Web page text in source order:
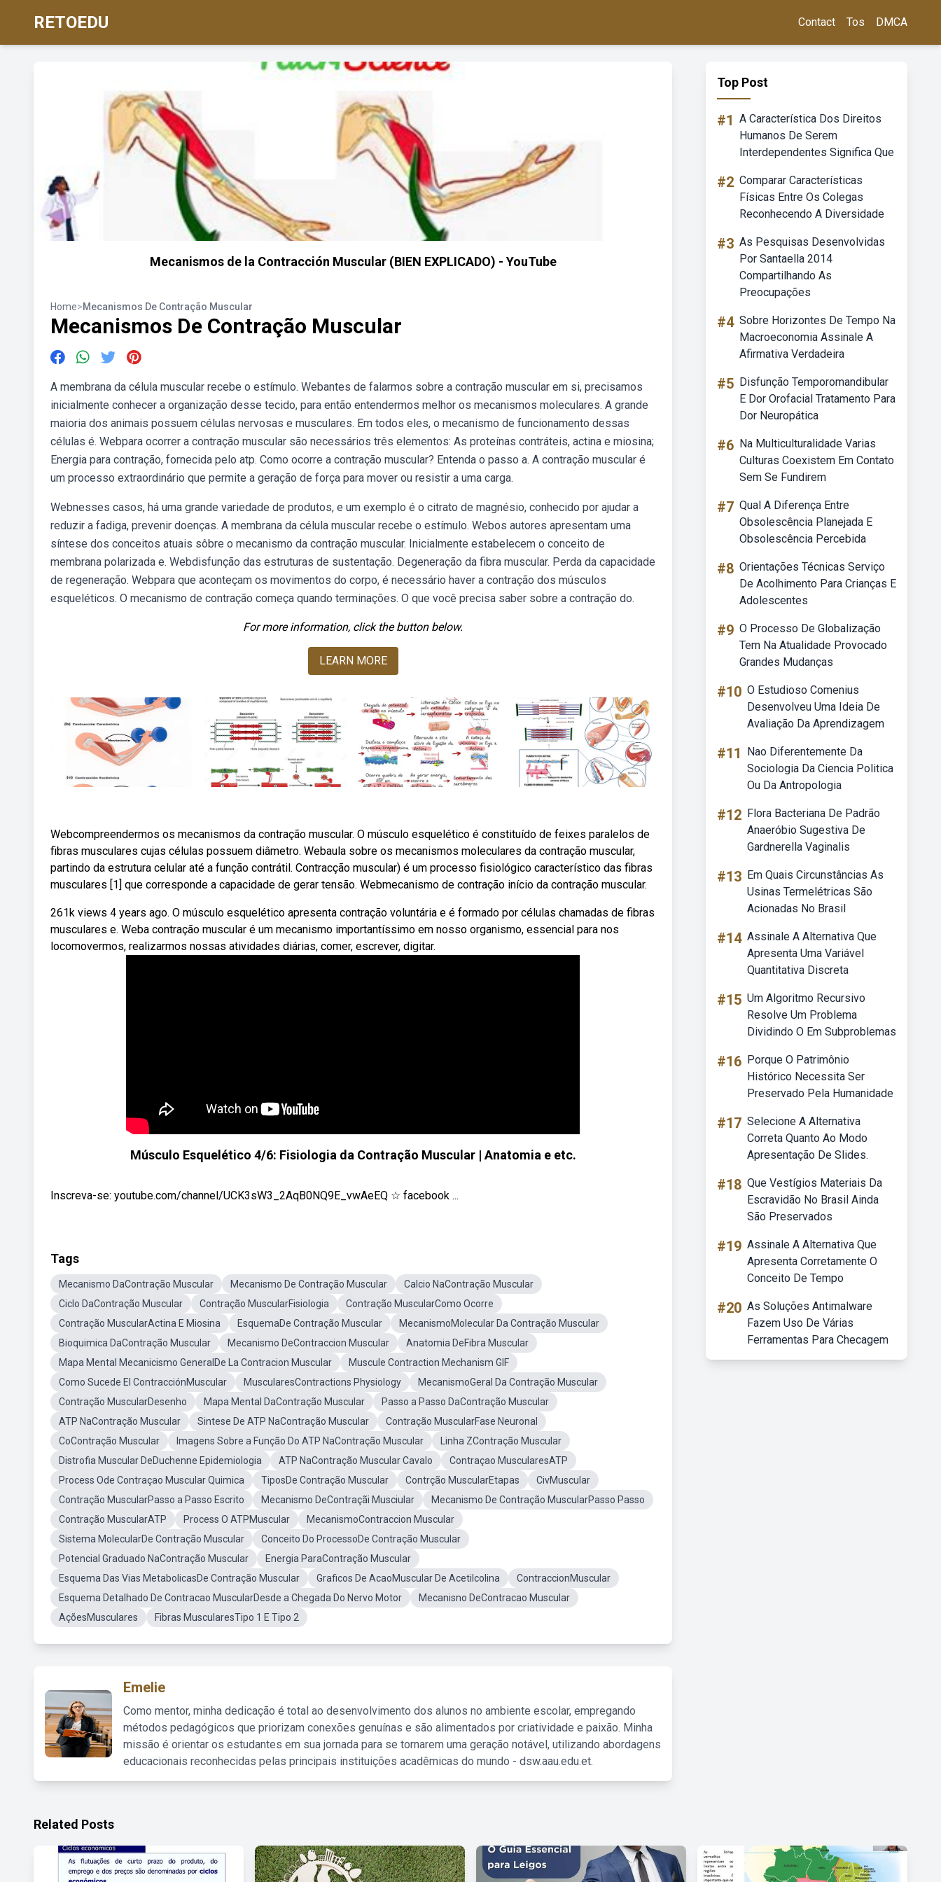
RETOEDU Contact Tos DMCA
Mecanismos de la Contracción Muscular (BIEN EXPLICADO) - YouTube
Home>Mecanismos De Contração Muscular
Mecanismos De Contração Muscular
A membrana da célula muscular recebe o estímulo. Webantes de falarmos sobre a contração muscular em si, precisamos
inicialmente conhecer a organização desse tecido, para então entendermos melhor os mecanismos moleculares. A grande
maioria dos animais possuem células nervosas e musculares. Em todos eles, o mecanismo de funcionamento dessas
células é. Webpara ocorrer a contração muscular são necessários três elementos: As proteínas contráteis, actina e miosina;
Energia para contração, fornecida pelo atp. Como ocorre a contração muscular? Entenda o passo a. A contração muscular é
um processo extraordinário que permite a geração de força para mover ou resistir a uma carga.
Webnesses casos, há uma grande variedade de produtos, e um exemplo é o citrato de magnésio, conhecido por ajudar a
reduzir a fadiga, prevenir doenças. A membrana da célula muscular recebe o estímulo. Webos autores apresentam uma
síntese dos conceitos atuais sôbre o mecanismo da contração muscular. Inicialmente estabelecem o conceito de
membrana polarizada e. Webdisfunção das estruturas de sustentação. Degeneração da fibra muscular. Perda da capacidade
de regeneração. Webpara que aconteçam os movimentos do corpo, é necessário haver a contração dos músculos
esqueléticos. O mecanismo de contração começa quando terminações. O que você precisa saber sobre a contração do.
For more information, click the button below.
LEARN MORE
Webcompreendermos os mecanismos da contração muscular. O músculo esquelético é constituído de feixes paralelos de
fibras musculares cujas células possuem diâmetro. Webaula sobre os mecanismos moleculares da contração muscular,
partindo da estrutura celular até a função contrátil. Contracção muscular) é um processo fisiológico característico das fibras
musculares [1] que corresponde a capacidade de gerar tensão. Webmecanismo de contração início da contração muscular.
261k views 4 years ago. O músculo esquelético apresenta contração voluntária e é formado por células chamadas de fibras
musculares e. Weba contração muscular é um mecanismo importantíssimo em nosso organismo, essencial para nos
locomovermos, realizarmos nossas atividades diárias, comer, escrever, digitar.
Músculo Esquelético 4/6: Fisiologia da Contração Muscular | Anatomia e etc.
Inscreva-se: youtube.com/channel/UCK3sW3_2AqB0NQ9E_vwAeEQ ☆ facebook ...
Tags
Mecanismo DaContração Muscular Mecanismo De Contração Muscular
Calcio NaContração Muscular
Ciclo DaContração Muscular
Contração MuscularFisiologia
Contração MuscularComo Ocorre
Contração MuscularActina E Miosina
EsquemaDe Contração Muscular
MecanismoMolecular Da Contração Muscular
Bioquimica DaContração Muscular
Mecanismo DeContraccion Muscular
Anatomia DeFibra Muscular
Mapa Mental Mecanicismo GeneralDe La Contracion Muscular
Muscule Contraction Mechanism GIF
Como Sucede El ContracciónMuscular
MuscularesContractions Physiology
MecanismoGeral Da Contração Muscular
Contração MuscularDesenho
Mapa Mental DaContração Muscular
Passo a Passo DaContração Muscular
ATP NaContração Muscular
Sintese De ATP NaContração Muscular
Contração MuscularFase Neuronal
CoContração Muscular
Imagens Sobre a Função Do ATP NaContração Muscular
Linha ZContração Muscular
Distrofia Muscular DeDuchenne Epidemiologia
ATP NaContração Muscular Cavalo
Contraçao MuscularesATP
Process Ode Contraçao Muscular Quimica
TiposDe Contração Muscular Contrção MuscularEtapas
CivMuscular
Contração MuscularPasso a Passo Escrito
Mecanismo DeContraçãi Musciular
Mecanismo De Contração MuscularPasso Passo
Contração MuscularATP
Process O ATPMuscular
MecanismoContraccion Muscular
Sistema MolecularDe Contração Muscular
Conceito Do ProcessoDe Contração Muscular
Potencial Graduado NaContração Muscular
Energia ParaContração Muscular
Esquema Das Vias MetabolicasDe Contração Muscular
Graficos De AcaoMuscular De Acetilcolina
ContraccionMuscular
Esquema Detalhado De Contracao MuscularDesde a Chegada Do Nervo Motor
Mecanisno DeContracao Muscular
AçõesMusculares
Fibras MuscularesTipo 1 E Tipo 2
Emelie
Como mentor, minha dedicação é total ao desenvolvimento dos alunos no ambiente escolar, empregando
métodos pedagógicos que priorizam conexões genuínas e são alimentados por criatividade e paixão. Minha
missão é orientar os estudantes em sua jornada para se tornarem uma geração notável, utilizando abordagens
educacionais reconhecidas pelas principais instituições acadêmicas do mundo - dsw.aau.edu.et.
Top Post
#1 A Característica Dos Direitos
Humanos De Serem
Interdependentes Significa Que
#2 Comparar Características
Físicas Entre Os Colegas
Reconhecendo A Diversidade
#3 As Pesquisas Desenvolvidas
Por Santaella 2014
Compartilhando As
Preocupações
#4 Sobre Horizontes De Tempo Na
Macroeconomia Assinale A
Afirmativa Verdadeira
#5 Disfunção Temporomandibular
E Dor Orofacial Tratamento Para
Dor Neuropática
#6 Na Multiculturalidade Varias
Culturas Coexistem Em Contato
Sem Se Fundirem
#7 Qual A Diferença Entre
Obsolescência Planejada E
Obsolescência Percebida
#8 Orientações Técnicas Serviço
De Acolhimento Para Crianças E
Adolescentes
#9 O Processo De Globalização
Tem Na Atualidade Provocado
Grandes Mudanças
#10 O Estudioso Comenius
Desenvolveu Uma Ideia De
Avaliação Da Aprendizagem
#11
Nao Diferentemente Da
Sociologia Da Ciencia Politica
Ou Da Antropologia
#12 Flora Bacteriana De Padrão
Anaeróbio Sugestiva De
Gardnerella Vaginalis
#13 Em Quais Circunstâncias As
Usinas Termelétricas São
Acionadas No Brasil
#14 Assinale A Alternativa Que
Apresenta Uma Variável
Quantitativa Discreta
#15 Um Algoritmo Recursivo
Resolve Um Problema
Dividindo O Em Subproblemas
#16 Porque O Patrimônio
Histórico Necessita Ser
Preservado Pela Humanidade
#17 Selecione A Alternativa
Correta Quanto Ao Modo
Apresentação De Slides.
#18 Que Vestígios Materiais Da
Escravidão No Brasil Ainda
São Preservados
#19 Assinale A Alternativa Que
Apresenta Corretamente O
Conceito De Tempo
#20 As Soluções Antimalware
Fazem Uso De Várias
Ferramentas Para Checagem
Related Posts